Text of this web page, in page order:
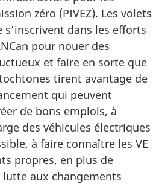
zéro (PIVEZ). Les volets
dans les efforts
pour nouer des
et faire en sorte que
tirent avantage de
qui peuvent
de bons emplois, à
des véhicules électriques
à faire connaître les VE
propres, en plus de
aux changements